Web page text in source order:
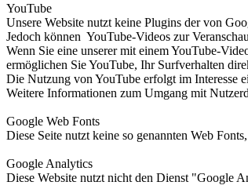
YouTube
Unsere Website nutzt keine Plugins der von
Jedoch können YouTube-Videos zur
Wenn Sie eine unserer mit einem YouTube-
ermöglichen Sie YouTube, Ihr Surfverhalten
Die Nutzung von YouTube erfolgt im Interesse
Weitere Informationen zum Umgang mit
Google Web Fonts
Diese Seite nutzt keine so genannten Web
Google Analytics
Diese Website nutzt nicht den Dienst "Google